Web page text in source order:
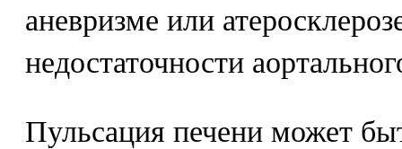
аневризме или
недостаточности
Пульсация печени может